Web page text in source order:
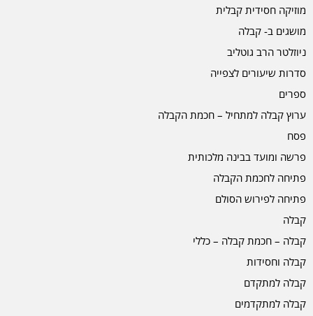
מוזיקה חסידית קבלית
מושגים ב- קבלה
ניוזלטר הרב גוטליב
סדרות שיעורים לצפייה
ספרים
ערוץ קבלה למתחיל – חכמת הקבלה
פסח
פרשה ומועד בבינה מלכותית
פתיחה לחכמת הקבלה
פתיחה לפירוש הסולם
קבלה
קבלה – חכמת קבלה – כללי
קבלה וחסידות
קבלה למתקדם
קבלה למתקדמים